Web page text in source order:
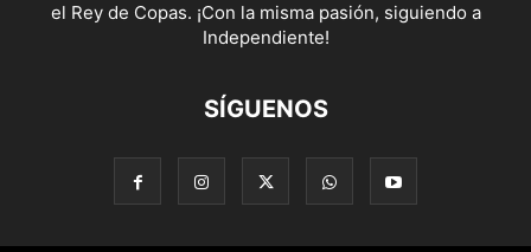
el Rey de Copas. ¡Con la misma pasión, siguiendo a
Independiente!
SÍGUENOS